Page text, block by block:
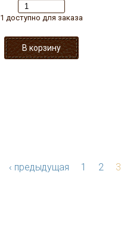
1 доступно для заказа
‹ предыдущая 1 2 3